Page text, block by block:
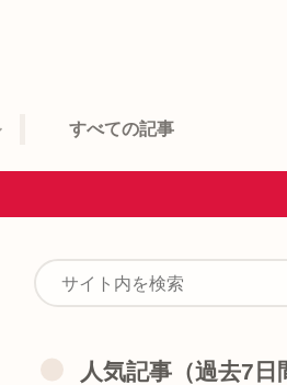
すべての記事
人気記事（過去7日